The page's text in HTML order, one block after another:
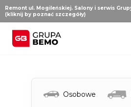
Remont ul. Mogileńskiej. Salony i serwis
(kliknij by poznać szczegóły)
Osobowe